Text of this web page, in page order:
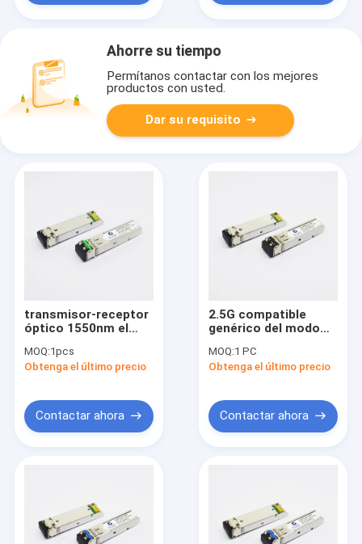
Ahorre su tiempo
Permítanos contactar con los mejores
productos con usted.
Dar su requisito
transmisor-receptor
óptico 1550nm el
Lucent de 2.5G
Gigabit Ethernet SPF
MOQ:1pcs
Obtenga el último precio
Contactar ahora
2.5G compatible
genérico del modo
SENIOR de SFP del
módulo multi del
MOQ:1 PC
Obtenga el último precio
Contactar ahora